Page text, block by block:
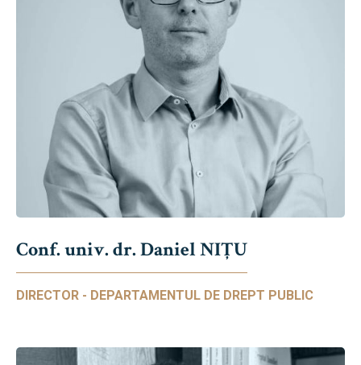
Conf. univ. dr. Daniel NIŢU
DIRECTOR - DEPARTAMENTUL DE DREPT PUBLIC